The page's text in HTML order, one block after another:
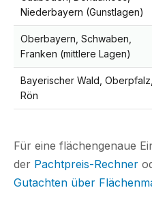
Niederbayern (Gunstlagen)
Oberbayern, Schwaben,
Franken (mittlere Lagen)
Bayerischer Wald, Oberpfalz,
Rön
Für eine flächengenaue
der Pachtpreis-Rechner
Gutachten über